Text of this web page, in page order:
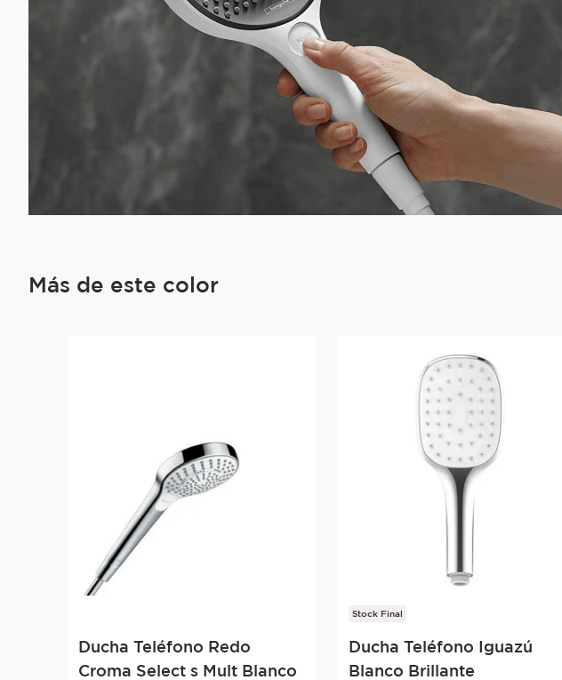
Más de este color
Ducha Teléfono Redo
Croma Select s Mult Blanco
Stock Final
Ducha Teléfono Iguazú
Blanco Brillante